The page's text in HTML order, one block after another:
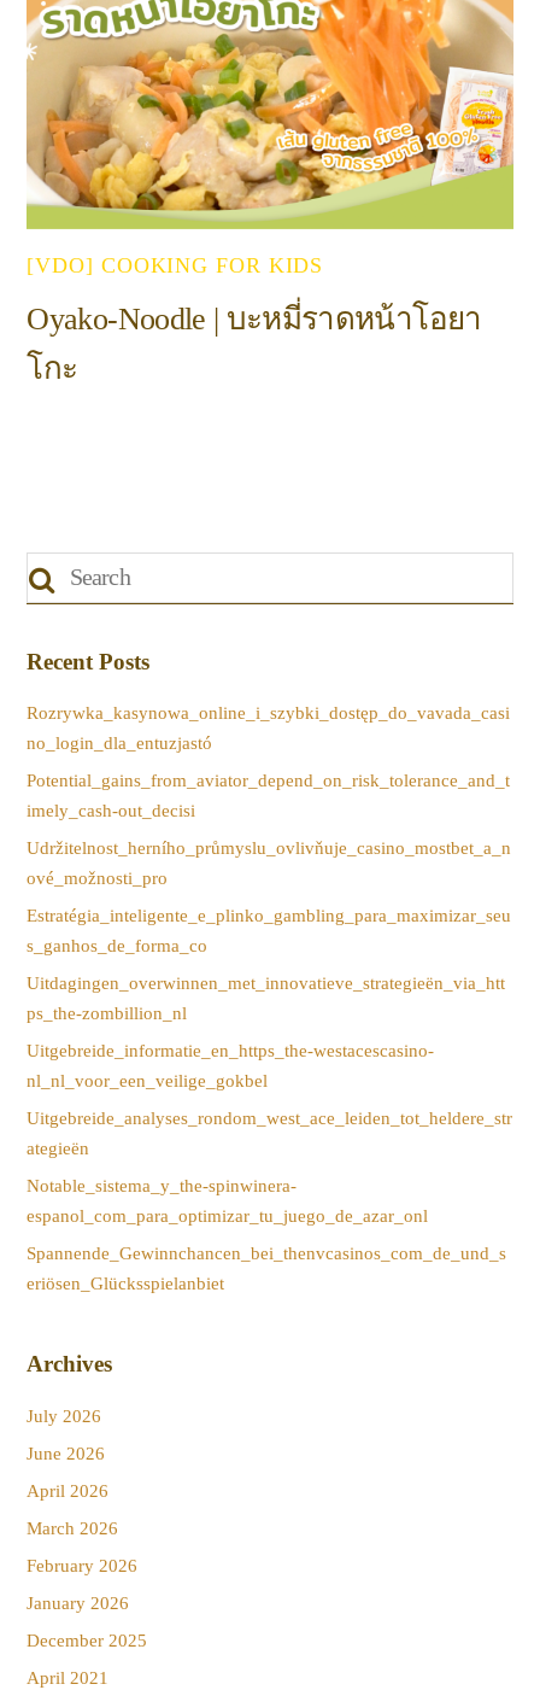
[VDO] COOKING FOR KIDS
Oyako-Noodle | บะหมี่ราดหน้าโอยา
โกะ
Recent Posts
Rozrywka_kasynowa_online_i_szybki_dostęp_do_vavada_casi
no_login_dla_entuzjastó
Potential_gains_from_aviator_depend_on_risk_tolerance_and_t
imely_cash-out_decisi
Udržitelnost_herního_průmyslu_ovlivňuje_casino_mostbet_a_n
ové_možnosti_pro
Estratégia_inteligente_e_plinko_gambling_para_maximizar_seu
s_ganhos_de_forma_co
Uitdagingen_overwinnen_met_innovatieve_strategieën_via_htt
ps_the-zombillion_nl
Uitgebreide_informatie_en_https_the-westacescasino-
nl_nl_voor_een_veilige_gokbel
Uitgebreide_analyses_rondom_west_ace_leiden_tot_heldere_str
ategieën
Notable_sistema_y_the-spinwinera-
espanol_com_para_optimizar_tu_juego_de_azar_onl
Spannende_Gewinnchancen_bei_thenvcasinos_com_de_und_s
eriösen_Glücksspielanbiet
Archives
July 2026
June 2026
April 2026
March 2026
February 2026
January 2026
December 2025
April 2021